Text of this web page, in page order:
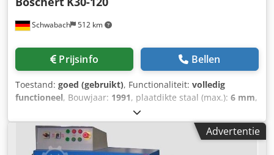
Schwabach 512 km
Prijsinfo Bellen
Toestand: goed (gebruikt), Functionaliteit: volledig
functioneel, Bouwjaar: 1991, plaatdikte staal (max.): 6 mm,
0,004 kW (0,01 pk), totaalgewicht:
Snijkracht: 6 mm bij 400 N/mm² 4 mm bij 600 N/mm²
Hoekverstelling: traploos van 30° tot 120° Codpfx Aezp Dr
Tsqxsrf Aandrijfvermogen: ca. 4 kW
Advertentie